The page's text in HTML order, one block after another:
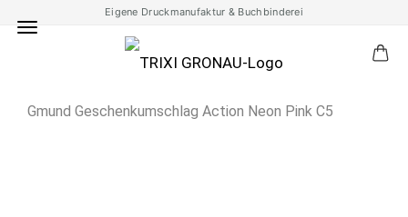
Eigene Druckmanufaktur & Buchbinderei
Gmund Geschenkumschlag Action Neon Pink C5